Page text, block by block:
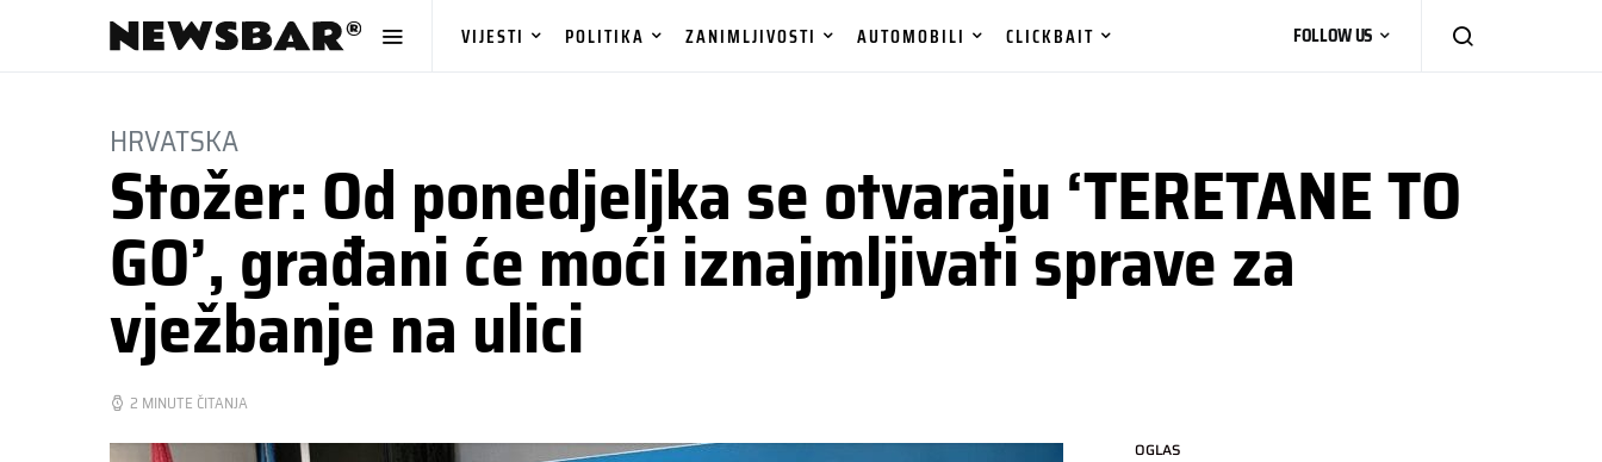
VIJESTI POLITIKA ZANIMLJIVOSTI AUTOMOBILI CLICKBAIT FOLLOW US
HRVATSKA
Stožer: Od ponedjeljka se otvaraju ‘TERETANE TO
GO’, građani će moći iznajmljivati sprave za
vježbanje na ulici
2 MINUTE ČITANJA
OGLAS